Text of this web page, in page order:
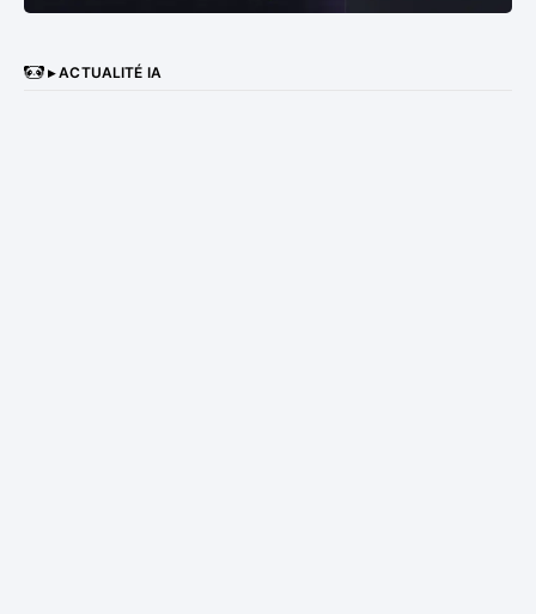
▸ ACTUALITÉ IA